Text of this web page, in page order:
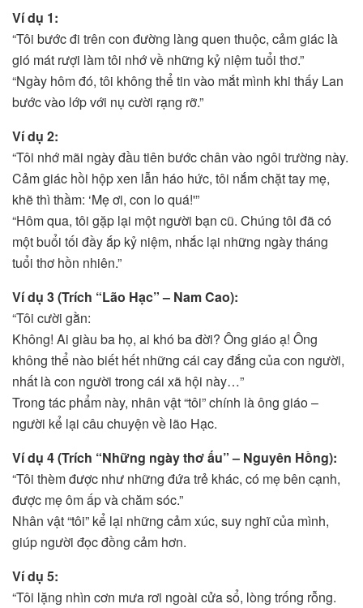
Ví dụ 1:
“Tôi bước đi trên con đường làng quen thuộc, cảm giác là
gió mát rượi làm tôi nhớ về những kỷ niệm tuổi thơ.”
“Ngày hôm đó, tôi không thể tin vào mắt mình khi thấy Lan
bước vào lớp với nụ cười rạng rỡ.”
Ví dụ 2:
“Tôi nhớ mãi ngày đầu tiên bước chân vào ngôi trường này.
Cảm giác hồi hộp xen lẫn háo hức, tôi nắm chặt tay mẹ,
khẽ thì thầm: ‘Mẹ ơi, con lo quá!'”
“Hôm qua, tôi gặp lại một người bạn cũ. Chúng tôi đã có
một buổi tối đầy ắp kỷ niệm, nhắc lại những ngày tháng
tuổi thơ hồn nhiên.”
Ví dụ 3 (Trích “Lão Hạc” – Nam Cao):
“Tôi cười gằn:
Không! Ai giàu ba họ, ai khó ba đời? Ông giáo ạ! Ông
không thể nào biết hết những cái cay đắng của con người,
nhất là con người trong cái xã hội này…”
Trong tác phẩm này, nhân vật “tôi” chính là ông giáo –
người kể lại câu chuyện về lão Hạc.
Ví dụ 4 (Trích “Những ngày thơ ấu” – Nguyên Hồng):
“Tôi thèm được như những đứa trẻ khác, có mẹ bên cạnh,
được mẹ ôm ấp và chăm sóc.”
Nhân vật “tôi” kể lại những cảm xúc, suy nghĩ của mình,
giúp người đọc đồng cảm hơn.
Ví dụ 5:
“Tôi lặng nhìn cơn mưa rơi ngoài cửa sổ, lòng trống rỗng.